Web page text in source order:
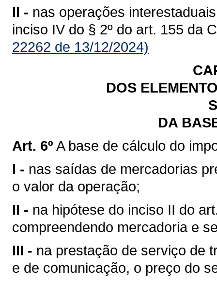
II - nas operações
inciso IV do § 2º do art. 155 da
22262 de 13/12/2024)
DOS
DA
Art. 6º A base de cálculo do
I - nas saídas de mercadorias
o valor da operação;
II - na hipótese do inciso II do
compreendendo mercadoria e
III - na prestação de serviço de
e de comunicação, o preço do